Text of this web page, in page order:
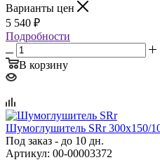
Варианты цен
5 540 ₽
Подробности
В корзину
Шумоглушитель SRr 300х150/
Под заказ - до 10 дн.
Артикул: 00-00003372